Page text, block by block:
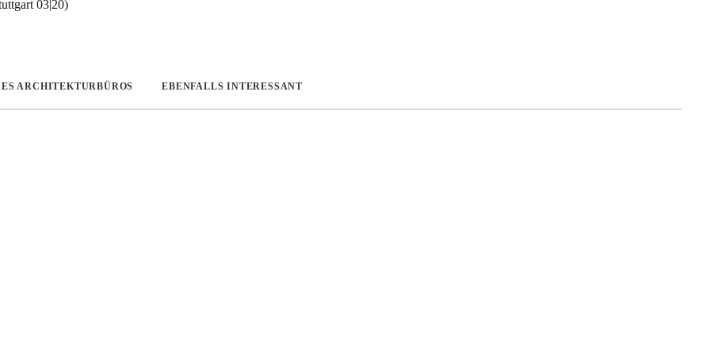
03|20)
ARCHITEKTURBÜROS EBENFALLS INTERESSANT